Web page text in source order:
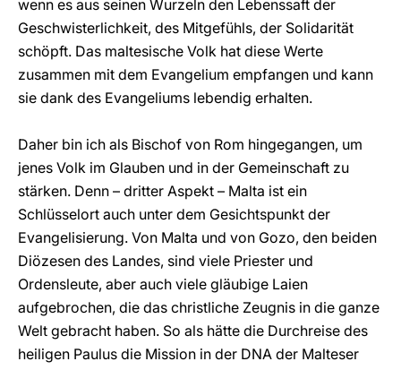
wenn es aus seinen Wurzeln den Lebenssaft der
Geschwisterlichkeit, des Mitgefühls, der Solidarität
schöpft. Das maltesische Volk hat diese Werte
zusammen mit dem Evangelium empfangen und kann
sie dank des Evangeliums lebendig erhalten.
Daher bin ich als Bischof von Rom hingegangen, um
jenes Volk im Glauben und in der Gemeinschaft zu
stärken. Denn – dritter Aspekt – Malta ist ein
Schlüsselort auch unter dem Gesichtspunkt der
Evangelisierung. Von Malta und von Gozo, den beiden
Diözesen des Landes, sind viele Priester und
Ordensleute, aber auch viele gläubige Laien
aufgebrochen, die das christliche Zeugnis in die ganze
Welt gebracht haben. So als hätte die Durchreise des
heiligen Paulus die Mission in der DNA der Malteser